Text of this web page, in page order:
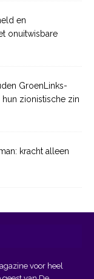
en
onuitwisbare
GroenLinks-
zionistische zin
kracht alleen
voor heel